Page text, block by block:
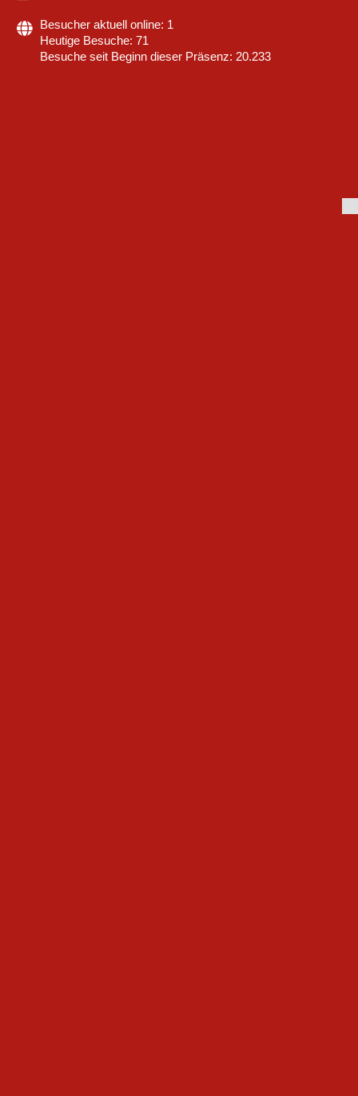
Besucher aktuell online: 1
Heutige Besuche: 71
Besuche seit Beginn dieser Präsenz: 20.233